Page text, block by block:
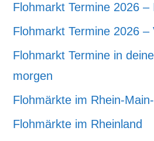
Flohmarkt Termine 2026 –
Flohmarkt Termine 2026 –
Flohmarkt Termine in
morgen
Flohmärkte im Rhein-
Flohmärkte im Rheinland